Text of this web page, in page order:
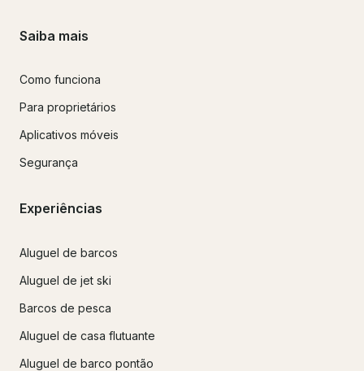
Saiba mais
Como funciona
Para proprietários
Aplicativos móveis
Segurança
Experiências
Aluguel de barcos
Aluguel de jet ski
Barcos de pesca
Aluguel de casa flutuante
Aluguel de barco pontão